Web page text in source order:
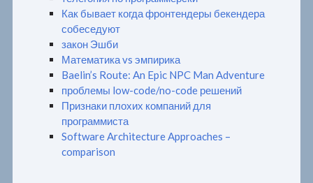
Как бывает когда фронтендеры бекендера
собеседуют
закон Эшби
Математика vs эмпирика
Baelin’s Route: An Epic NPC Man Adventure
проблемы low-code/no-code решений
Признаки плохих компаний для
программиста
Software Architecture Approaches –
comparison